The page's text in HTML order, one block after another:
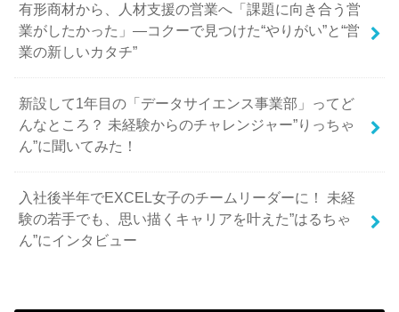
有形商材から、人材支援の営業へ「課題に向き合う営
業がしたかった」—コクーで見つけた“やりがい”と“営
業の新しいカタチ”
新設して1年目の「データサイエンス事業部」ってど
んなところ？ 未経験からのチャレンジャー”りっちゃ
ん”に聞いてみた！
入社後半年でEXCEL女子のチームリーダーに！ 未経
験の若手でも、思い描くキャリアを叶えた”はるちゃ
ん”にインタビュー